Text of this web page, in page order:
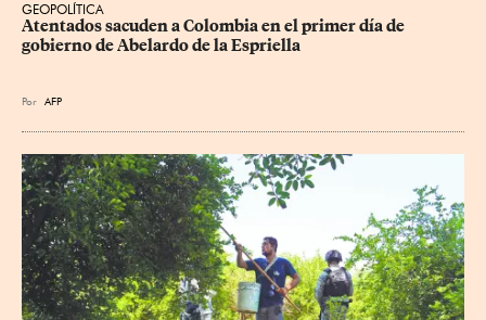
GEOPOLÍTICA
Atentados sacuden a Colombia en el primer día de
gobierno de Abelardo de la Espriella
Por AFP